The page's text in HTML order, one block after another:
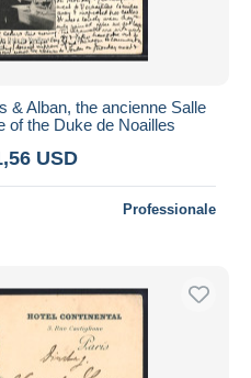
& Alban, the ancienne Salle
of the Duke de Noailles
USD
Professionale